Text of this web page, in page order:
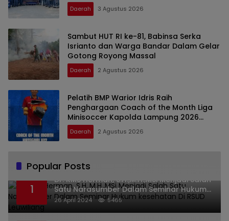
Daerah 3 Agustus 2026
Sambut HUT RI ke-81, Babinsa Serka
Isrianto dan Warga Bandar Dalam Gelar
Gotong Royong Massal
Daerah 2 Agustus 2026
Pelatih BMP Warior Idris Raih
Penghargaan Coach of the Month Liga
Minisoccer Kapolda Lampung 2026
Kategori U-12
Daerah 2 Agustus 2026
Popular Posts
1
Dr. KMS Herman, S.H.,M.H.,MSi Menjadi Salah
Satu Narasumber Dalam Seminar Hukum
kesehatan Di RSUD Leuwiliang
26 April 2024 5465